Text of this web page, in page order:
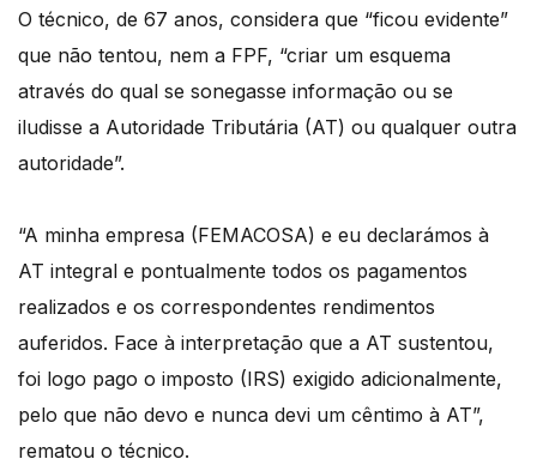
O técnico, de 67 anos, considera que “ficou evidente”
que não tentou, nem a FPF, “criar um esquema
através do qual se sonegasse informação ou se
iludisse a Autoridade Tributária (AT) ou qualquer outra
autoridade”.
“A minha empresa (FEMACOSA) e eu declarámos à
AT integral e pontualmente todos os pagamentos
realizados e os correspondentes rendimentos
auferidos. Face à interpretação que a AT sustentou,
foi logo pago o imposto (IRS) exigido adicionalmente,
pelo que não devo e nunca devi um cêntimo à AT”,
rematou o técnico.